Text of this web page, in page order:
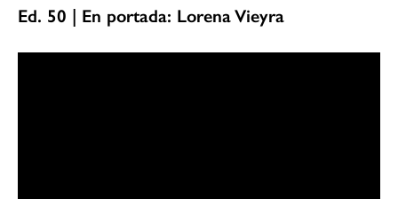
Ed. 50 | En portada: Lorena Vieyra